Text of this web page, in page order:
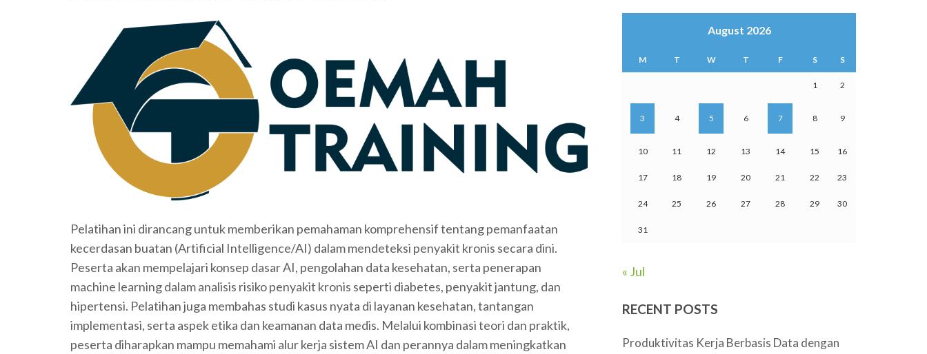
Pelatihan ini dirancang untuk memberikan pemahaman komprehensif tentang pemanfaatan
kecerdasan buatan (Artificial Intelligence/AI) dalam mendeteksi penyakit kronis secara dini.
Peserta akan mempelajari konsep dasar AI, pengolahan data kesehatan, serta penerapan
machine learning dalam analisis risiko penyakit kronis seperti diabetes, penyakit jantung, dan
hipertensi. Pelatihan juga membahas studi kasus nyata di layanan kesehatan, tantangan
implementasi, serta aspek etika dan keamanan data medis. Melalui kombinasi teori dan praktik,
peserta diharapkan mampu memahami alur kerja sistem AI dan perannya dalam meningkatkan
August 2026
M T W T F S S
1 2
3 4 5 6 7 8 9
10 11 12 13 14 15 16
17 18 19 20 21 22 23
24 25 26 27 28 29 30
31
« Jul
RECENT POSTS
Produktivitas Kerja Berbasis Data dengan